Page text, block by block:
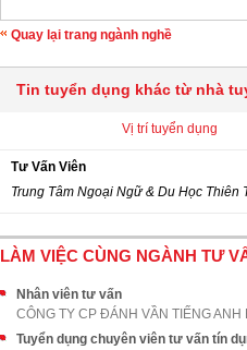
Quay lại trang ngành nghề
Tin tuyển dụng khác từ nhà
Vị trí tuyển dụng
Tư Vấn Viên
Trung Tâm Ngoại Ngữ & Du Học Thiên
LÀM VIỆC CÙNG NGÀNH TƯ
Nhân viên tư vấn
CÔNG TY CP ĐÁNH VẦN TIẾNG ANH
Tuyển dụng chuyên viên tư vấn tín